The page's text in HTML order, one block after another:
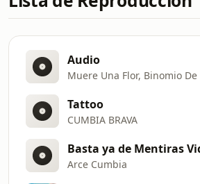
Audio
Muere Una Flor, Binomio De
Tattoo
CUMBIA BRAVA
Arce Cumbia